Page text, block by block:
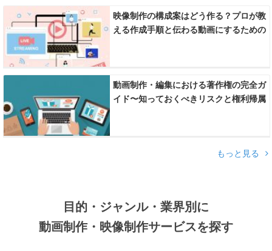
映像制作の構成案はどう作る？プロが教
える作成手順と伝わる動画にするための
動画制作・編集における著作権の完全ガ
イド〜知っておくべきリスクと権利帰属
もっと見る
目的・ジャンル・業界別に
動画制作・映像制作サービスを探す